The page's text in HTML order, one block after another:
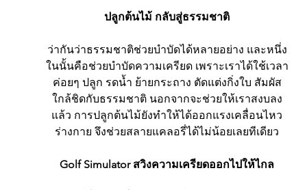
ปลูกต้นไม้ กลับสู่ธรรมชาติ
ว่ากันว่าธรรมชาติช่วยบำบัดได้หลายอย่าง และหนึ่ง
ในนั้นคือช่วยบำบัดความเครียด เพราะเราได้ใช้เวลา
ค่อยๆ ปลูก รดน้ำ ย้ายกระถาง ตัดแต่งกิ่งใบ สัมผัส
ใกล้ชิดกับธรรมชาติ นอกจากจะช่วยให้เราสงบลง
แล้ว การปลูกต้นไม้ยังทำให้ได้ออกแรงเคลื่อนไหว
ร่างกาย จึงช่วยสลายแคลอรี่ได้ไม่น้อยเลยทีเดียว
Golf Simulator สวิงความเครียดออกไปให้ไกล